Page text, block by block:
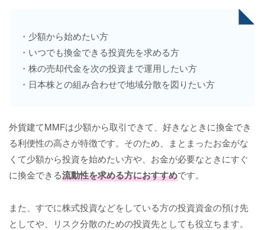
・少額から始めたい方
・いつでも換金できる投資先を求める方
・株の売却代金を次の投資まで運用したい方
・日本株との組み合わせで地域分散を図りたい方
外貨建てMMFは少額から取引できて、好きなときに換金でき
る利便性の高さが特徴です。そのため、まとまったお金がな
くて少額から投資を始めたい方や、お金が必要なときにすぐ
に換金できる流動性を求める方におすすめです。
また、すでに株式投資などをしている方の投資資金の預け先
としてや、リスク分散のための投資先としても役立ちます。